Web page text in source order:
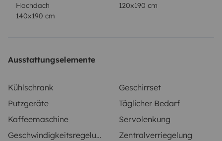
Hochdach
140x190 cm
120x190 cm
Ausstattungselemente
Kühlschrank
Geschirrset
Putzgeräte
Täglicher Bedarf
Kaffeemaschine
Servolenkung
Geschwindigkeitsregelung
Zentralverriegelung